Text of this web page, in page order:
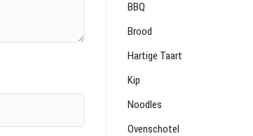
BBQ
Brood
Hartige Taart
Kip
Noodles
Ovenschotel